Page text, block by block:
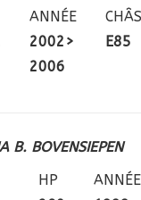
ANNÉE
2002>
2006
E85
B. BOVENSIEPEN
HP
ANNÉE